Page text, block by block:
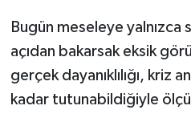
Bugün meseleye yalnızca
açıdan bakarsak eksik
gerçek dayanıklılığı, kriz
kadar tutunabildiğiyle